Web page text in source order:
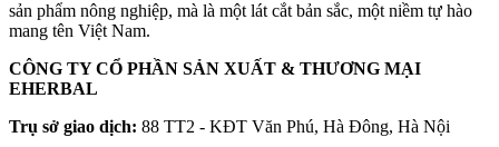
sản phẩm nông nghiệp, mà là một lát cắt bản sắc, một niềm tự hào
mang tên Việt Nam.
CÔNG TY CỔ PHẦN SẢN XUẤT & THƯƠNG MẠI
EHERBAL
Trụ sở giao dịch: 88 TT2 - KĐT Văn Phú, Hà Đông, Hà Nội